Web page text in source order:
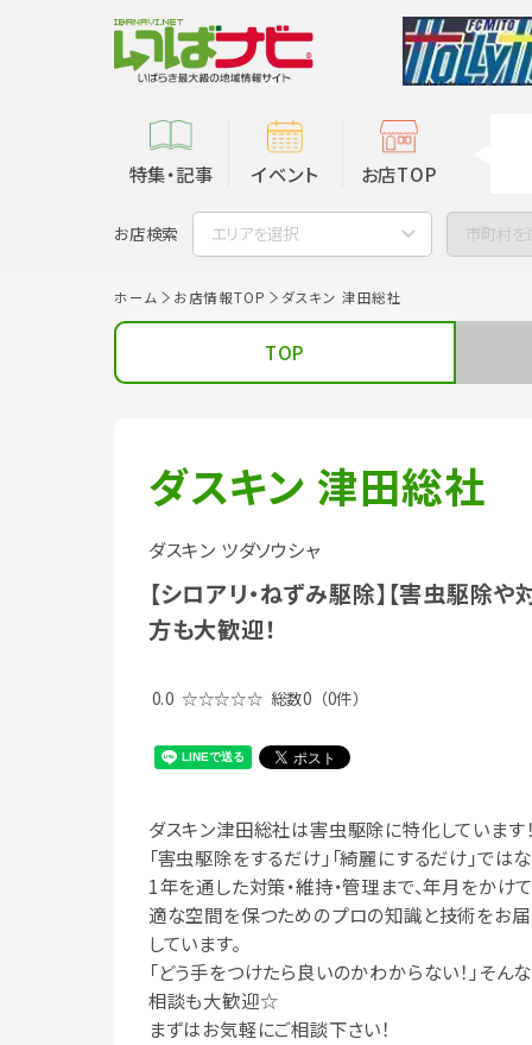
特集・記事 イベント お店TOP
お店検索 エリアを選択 市町村を
ホーム お店情報TOP ダスキン 津田総社
TOP
ダスキン 津田総社
ダスキン ツダソウシャ
【シロアリ・ねずみ駆除】【害虫駆除
方も大歓迎！
0.0 ☆☆☆☆☆ 総数0 （0件）
ダスキン津田総社は害虫駆除に特化しています
「害虫駆除をするだけ」「綺麗にするだけ」ではな
1年を通した対策・維持・管理まで、年月をかけ
適な空間を保つためのプロの知識と技術をお
しています。
「どう手をつけたら良いのかわからない！」そん
相談も大歓迎☆
まずはお気軽にご相談下さい！